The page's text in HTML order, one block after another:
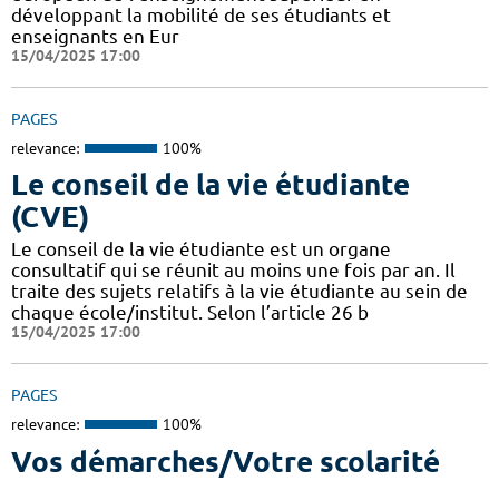
développant la mobilité de ses étudiants et
enseignants en Eur
15/04/2025 17:00
PAGES
relevance: 100%
Le conseil de la vie étudiante
(CVE)
Le conseil de la vie étudiante est un organe
consultatif qui se réunit au moins une fois par an. Il
traite des sujets relatifs à la vie étudiante au sein de
chaque école/institut. Selon l’article 26 b
15/04/2025 17:00
PAGES
relevance: 100%
Vos démarches/Votre scolarité